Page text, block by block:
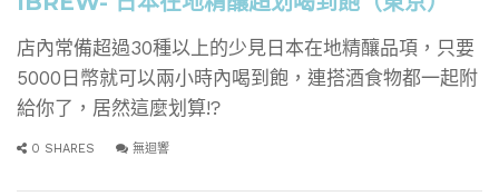
店內常備超過30種以上的少見日本在地精釀品項，只要
5000日幣就可以兩小時內喝到飽，連搭酒食物都一起附
給你了，居然這麼划算!?
0 SHARES 無迴響